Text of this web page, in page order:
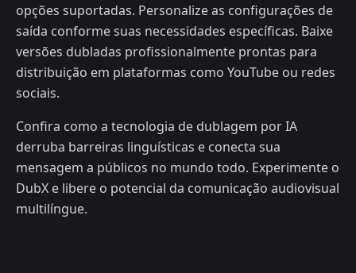
opções suportadas. Personalize as configurações de
saída conforme suas necessidades específicas. Baixe
versões dubladas profissionalmente prontas para
distribuição em plataformas como YouTube ou redes
sociais.
Confira como a tecnologia de dublagem por IA
derruba barreiras linguísticas e conecta sua
mensagem a públicos no mundo todo. Experimente o
DubX e libere o potencial da comunicação audiovisual
multilíngue.